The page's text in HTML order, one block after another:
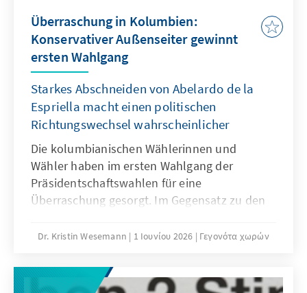
Überraschung in Kolumbien:
Konservativer Außenseiter gewinnt
ersten Wahlgang
Starkes Abschneiden von Abelardo de la
Espriella macht einen politischen
Richtungswechsel wahrscheinlicher
Die kolumbianischen Wählerinnen und
Wähler haben im ersten Wahlgang der
Präsidentschaftswahlen für eine
Überraschung gesorgt. Im Gegensatz zu den
Außenseiter Abelardo De La Espriella gegen
durchsetzen. Beide treffen am 21. Juni in
einer Stichwahl aufeinander. Die
Dr. Kristin Wesemann 1 Ιουνίου 2026 Γεγονότα χωρών